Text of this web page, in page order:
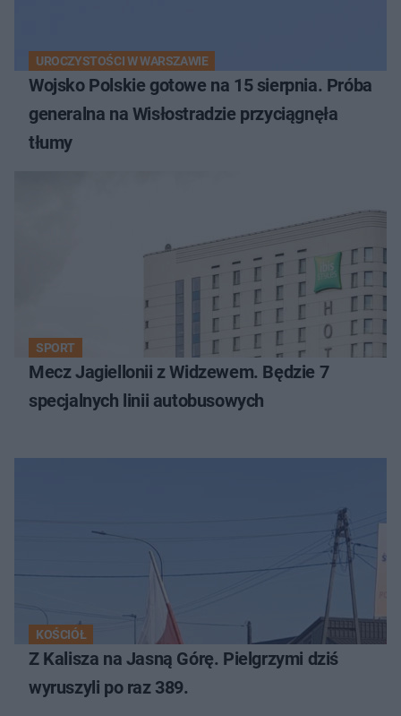
UROCZYSTOŚCI W WARSZAWIE
Wojsko Polskie gotowe na 15 sierpnia. Próba
generalna na Wisłostradzie przyciągnęła
tłumy
SPORT
Mecz Jagiellonii z Widzewem. Będzie 7
specjalnych linii autobusowych
KOŚCIÓŁ
Z Kalisza na Jasną Górę. Pielgrzymi dziś
wyruszyli po raz 389.